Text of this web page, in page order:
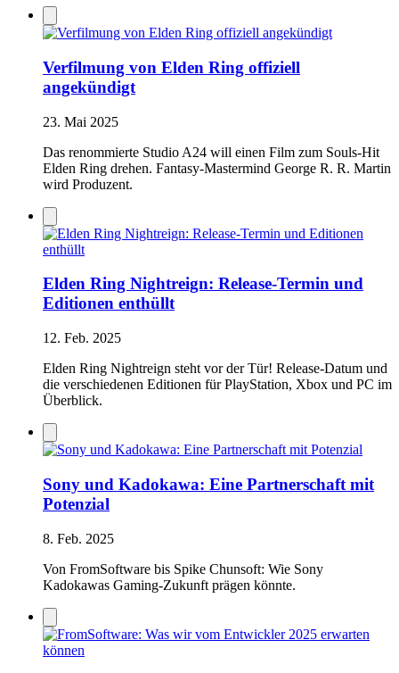
Verfilmung von Elden Ring offiziell
angekündigt
23. Mai 2025
Das renommierte Studio A24 will einen Film zum Souls-Hit
Elden Ring drehen. Fantasy-Mastermind George R. R. Martin
wird Produzent.
Elden Ring Nightreign: Release-Termin und
Editionen enthüllt
12. Feb. 2025
Elden Ring Nightreign steht vor der Tür! Release-Datum und
die verschiedenen Editionen für PlayStation, Xbox und PC im
Überblick.
Sony und Kadokawa: Eine Partnerschaft mit
Potenzial
8. Feb. 2025
Von FromSoftware bis Spike Chunsoft: Wie Sony
Kadokawas Gaming-Zukunft prägen könnte.